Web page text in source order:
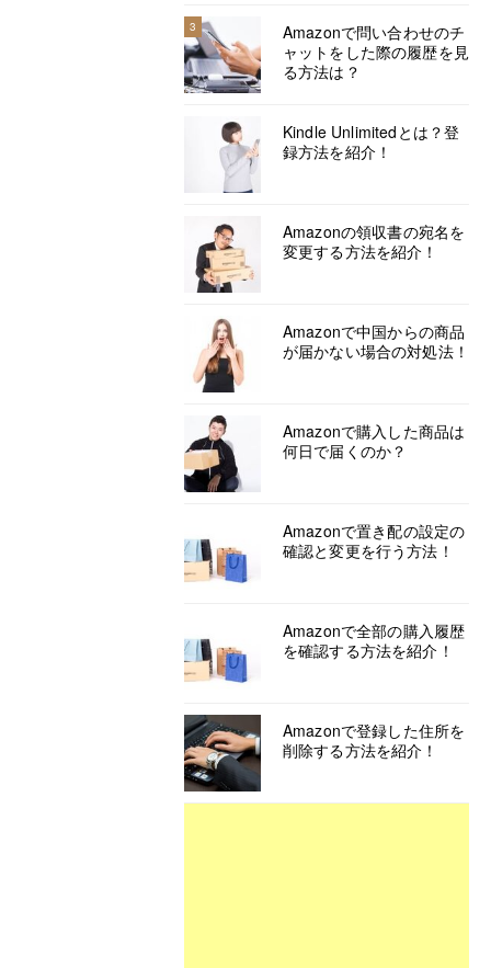
3
Amazonで問い合わせのチ
ャットをした際の履歴を見
る方法は？
Kindle Unlimitedとは？登
録方法を紹介！
Amazonの領収書の宛名を
変更する方法を紹介！
Amazonで中国からの商品
が届かない場合の対処法！
Amazonで購入した商品は
何日で届くのか？
Amazonで置き配の設定の
確認と変更を行う方法！
Amazonで全部の購入履歴
を確認する方法を紹介！
Amazonで登録した住所を
削除する方法を紹介！